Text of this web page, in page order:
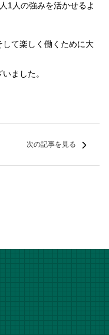
1人の強みを活かせるよ
て楽しく働くために大
ました。
次の記事を見る